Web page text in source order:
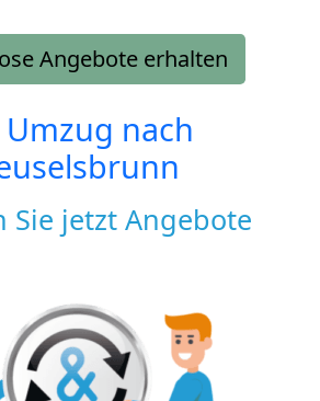
Angebote erhalten
nach
Sie jetzt Angebote